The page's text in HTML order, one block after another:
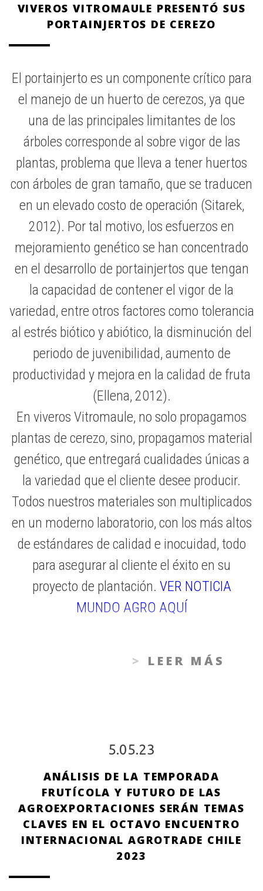
VIVEROS VITROMAULE PRESENTÓ SUS
PORTAINJERTOS DE CEREZO
El portainjerto es un componente crítico para
el manejo de un huerto de cerezos, ya que
una de las principales limitantes de los
árboles corresponde al sobre vigor de las
plantas, problema que lleva a tener huertos
con árboles de gran tamaño, que se traducen
en un elevado costo de operación (Sitarek,
2012). Por tal motivo, los esfuerzos en
mejoramiento genético se han concentrado
en el desarrollo de portainjertos que tengan
la capacidad de contener el vigor de la
variedad, entre otros factores como tolerancia
al estrés biótico y abiótico, la disminución del
periodo de juvenibilidad, aumento de
productividad y mejora en la calidad de fruta
(Ellena, 2012).
En viveros Vitromaule, no solo propagamos
plantas de cerezo, sino, propagamos material
genético, que entregará cualidades únicas a
la variedad que el cliente desee producir.
Todos nuestros materiales son multiplicados
en un moderno laboratorio, con los más altos
de estándares de calidad e inocuidad, todo
para asegurar al cliente el éxito en su
proyecto de plantación. VER NOTICIA
MUNDO AGRO AQUÍ
LEER MÁS
5.05.23
ANÁLISIS DE LA TEMPORADA
FRUTÍCOLA Y FUTURO DE LAS
AGROEXPORTACIONES SERÁN TEMAS
CLAVES EN EL OCTAVO ENCUENTRO
INTERNACIONAL AGROTRADE CHILE
2023